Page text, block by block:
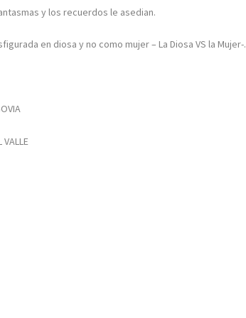
y los recuerdos le asedian.
en diosa y no como mujer – La Diosa VS la Mujer-.